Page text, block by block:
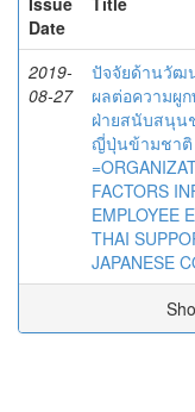
Date
2019-
08-27
ปัจจัยด้านวัฒ
ผลต่อความผู
ฝ่ายสนับสนุน
ญี่ปุ่นข้ามชาติ
FACTORS
EMPLOYEE
THAI
JAPANESE